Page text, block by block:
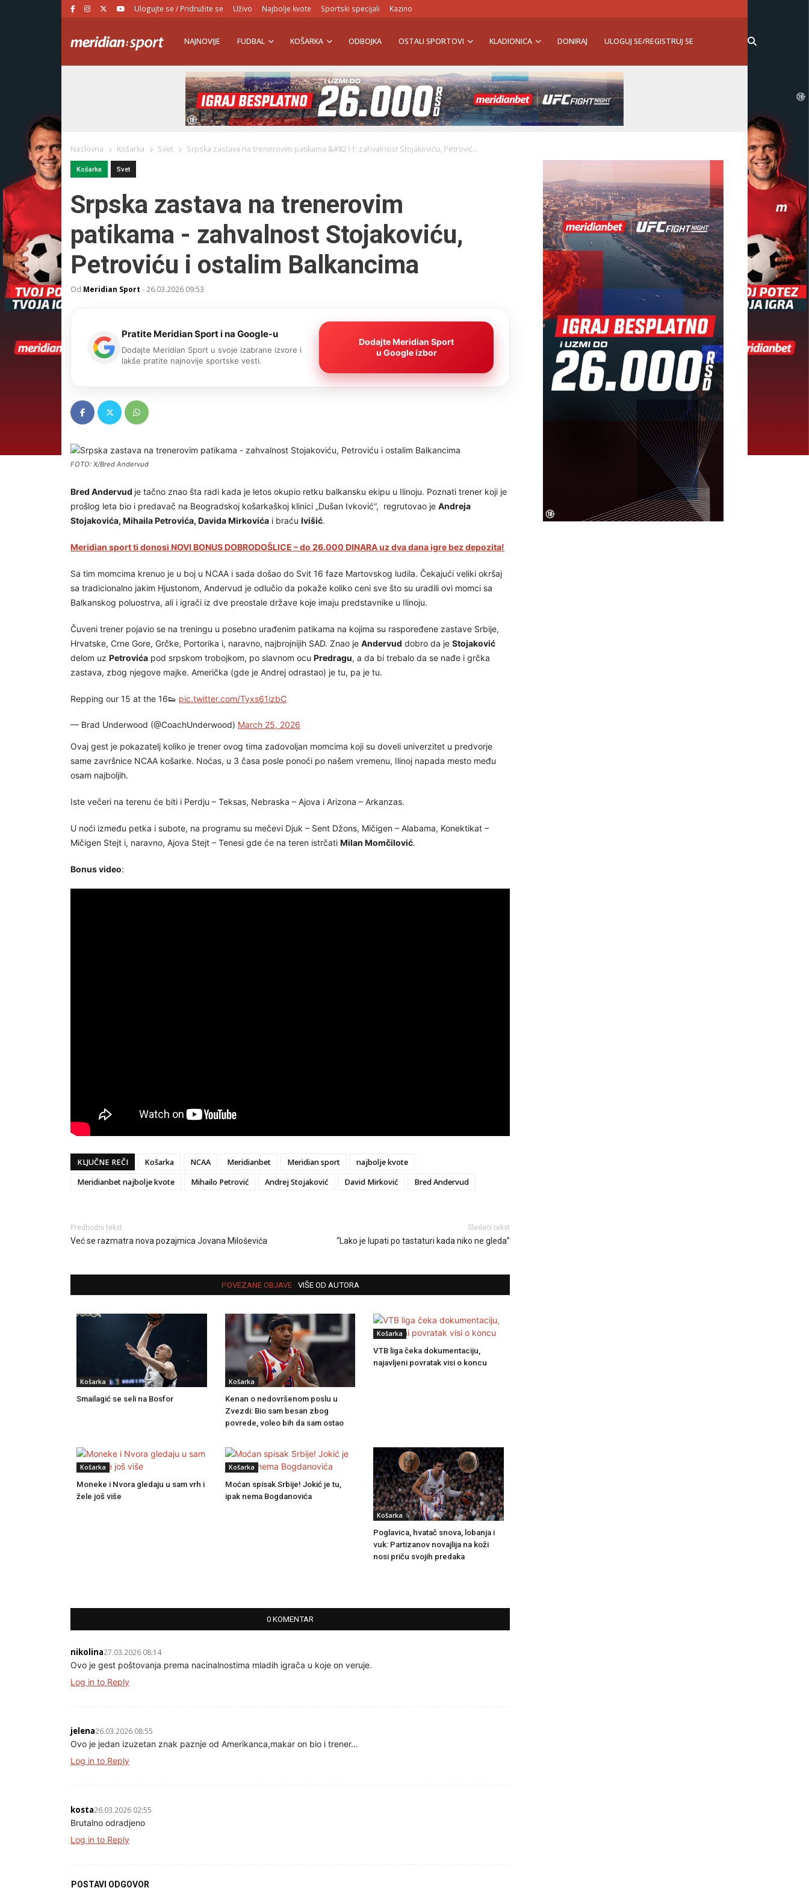
Ulogujte se / Pridružite se Uživo Najbolje kvote Sportski specijali Kazino
NAJNOVIJE FUDBAL KOŠARKA ODBOJKA OSTALI SPORTOVI KLADIONICA DONIRAJ ULOGUJ SE/REGISTRUJ SE
Naslovna Košarka Svet Srpska zastava na trenerovim patikama &#8211; zahvalnost Stojakoviću, Petrović...
Košarka Svet
Srpska zastava na trenerovim
patikama - zahvalnost Stojakoviću,
Petroviću i ostalim Balkancima
Od Meridian Sport - 26.03.2026 09:53
Pratite Meridian Sport i na Google-u
Dodajte Meridian Sport u svoje izabrane izvore i
lakše pratite najnovije sportske vesti.
Dodajte Meridian Sport
u Google izbor
FOTO: X/Bred Andervud
Bred Andervud je tačno znao šta radi kada je letos okupio retku balkansku ekipu u Ilinoju. Poznati trener koji je
prošlog leta bio i predavač na Beogradskoj košarkaškoj klinici „Dušan Ivković“, regrutovao je Andreja
Stojakovića, Mihaila Petrovića, Davida Mirkovića i braću Ivišić.
Meridian sport ti donosi NOVI BONUS DOBRODOŠLICE – do 26.000 DINARA uz dva dana igre bez depozita!
Sa tim momcima krenuo je u boj u NCAA i sada došao do Svit 16 faze Martovskog ludila. Čekajući veliki okršaj
sa tradicionalno jakim Hjustonom, Andervud je odlučio da pokaže koliko ceni sve što su uradili ovi momci sa
Balkanskog poluostrva, ali i igrači iz dve preostale države koje imaju predstavnike u Ilinoju.
Čuveni trener pojavio se na treningu u posebno urađenim patikama na kojima su raspoređene zastave Srbije,
Hrvatske, Crne Gore, Grčke, Portorika i, naravno, najbrojnijih SAD. Znao je Andervud dobro da je Stojaković
delom uz Petrovića pod srpskom trobojkom, po slavnom ocu Predragu, a da bi trebalo da se nađe i grčka
zastava, zbog njegove majke. Američka (gde je Andrej odrastao) je tu, pa je tu.
Repping our 15 at the 16👟 pic.twitter.com/Tyxs61izbC
— Brad Underwood (@CoachUnderwood) March 25, 2026
Ovaj gest je pokazatelj koliko je trener ovog tima zadovoljan momcima koji su doveli univerzitet u predvorje
same završnice NCAA košarke. Noćas, u 3 časa posle ponoći po našem vremenu, Ilinoj napada mesto među
osam najboljih.
Iste večeri na terenu će biti i Perdju – Teksas, Nebraska – Ajova i Arizona – Arkanzas.
U noći između petka i subote, na programu su mečevi Djuk – Sent Džons, Mičigen – Alabama, Konektikat –
Mičigen Stejt i, naravno, Ajova Stejt – Tenesi gde će na teren istrčati Milan Momčilović.
Bonus video:
KLJUČNE REČI Košarka NCAA Meridianbet Meridian sport
najbolje kvote
Meridianbet najbolje kvote
Mihailo Petrović Andrej Stojaković David Mirković Bred Andervud
Predhodni tekst
Već se razmatra nova pozajmica Jovana Miloševića
Sledeći tekst
“Lako je lupati po tastaturi kada niko ne gleda”
POVEZANE OBJAVE VIŠE OD AUTORA
Košarka
Smailagić se seli na Bosfor
Košarka
Kenan o nedovršenom poslu u
Zvezdi: Bio sam besan zbog
povrede, voleo bih da sam ostao
Košarka
VTB liga čeka dokumentaciju,
najavljeni povratak visi o koncu
Košarka
Moneke i Nvora gledaju u sam vrh i
žele još više
Košarka
Moćan spisak Srbije! Jokić je tu,
ipak nema Bogdanovića
Košarka
Poglavica, hvatač snova, lobanja i
vuk: Partizanov novajlija na koži
nosi priču svojih predaka
0 KOMENTAR
nikolina27.03.2026 08:14
Ovo je gest poštovanja prema nacinalnostima mladih igrača u koje on veruje.
Log in to Reply
jelena26.03.2026 08:55
Ovo je jedan izuzetan znak paznje od Amerikanca,makar on bio i trener…
Log in to Reply
kosta26.03.2026 02:55
Brutalno odradjeno
Log in to Reply
POSTAVI ODGOVOR